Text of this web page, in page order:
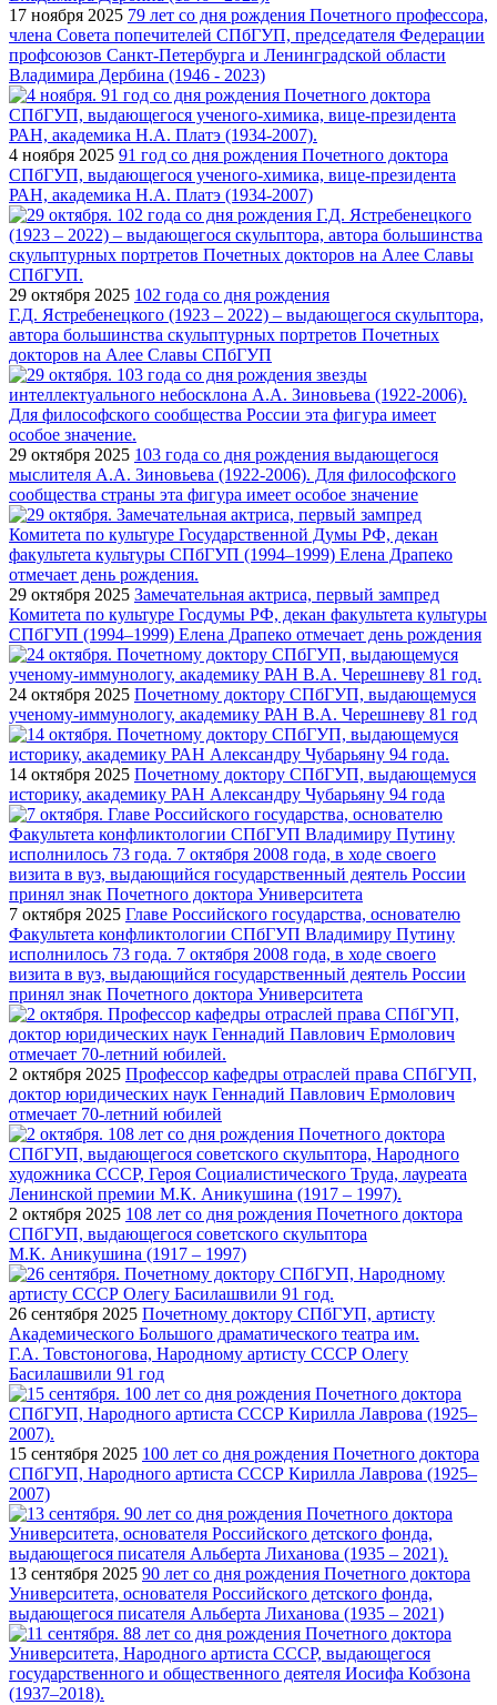
17 ноября 2025 79 лет со дня рождения Почетного профессора,
члена Совета попечителей СПбГУП, председателя Федерации
профсоюзов Санкт-Петербурга и Ленинградской области
Владимира Дербина (1946 - 2023)
4 ноября 2025 91 год со дня рождения Почетного доктора
СПбГУП, выдающегося ученого-химика, вице-президента
РАН, академика Н.А. Платэ (1934-2007)
29 октября 2025 102 года со дня рождения
Г.Д. Ястребенецкого (1923 – 2022) – выдающегося скульптора,
автора большинства скульптурных портретов Почетных
докторов на Алее Славы СПбГУП
29 октября 2025 103 года со дня рождения выдающегося
мыслителя А.А. Зиновьева (1922-2006). Для философского
сообщества страны эта фигура имеет особое значение
29 октября 2025 Замечательная актриса, первый зампред
Комитета по культуре Госдумы РФ, декан факультета культуры
СПбГУП (1994–1999) Елена Драпеко отмечает день рождения
24 октября 2025 Почетному доктору СПбГУП, выдающемуся
ученому-иммунологу, академику РАН В.А. Черешневу 81 год
14 октября 2025 Почетному доктору СПбГУП, выдающемуся
историку, академику РАН Александру Чубарьяну 94 года
7 октября 2025 Главе Российского государства, основателю
Факультета конфликтологии СПбГУП Владимиру Путину
исполнилось 73 года. 7 октября 2008 года, в ходе своего
визита в вуз, выдающийся государственный деятель России
принял знак Почетного доктора Университета
2 октября 2025 Профессор кафедры отраслей права СПбГУП,
доктор юридических наук Геннадий Павлович Ермолович
отмечает 70-летний юбилей
2 октября 2025 108 лет со дня рождения Почетного доктора
СПбГУП, выдающегося советского скульптора
М.К. Аникушина (1917 – 1997)
26 сентября 2025 Почетному доктору СПбГУП, артисту
Академического Большого драматического театра им.
Г.А. Товстоногова, Народному артисту СССР Олегу
Басилашвили 91 год
15 сентября 2025 100 лет со дня рождения Почетного доктора
СПбГУП, Народного артиста СССР Кирилла Лаврова (1925–
2007)
13 сентября 2025 90 лет со дня рождения Почетного доктора
Университета, основателя Российского детского фонда,
выдающегося писателя Альберта Лиханова (1935 – 2021)